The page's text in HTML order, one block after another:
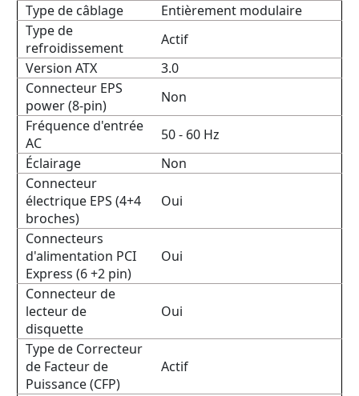
Type de câblage
Entièrement modulaire
Type de
refroidissement
Actif
Version ATX
3.0
Connecteur EPS
power (8-pin)
Non
Fréquence d'entrée
AC
50 - 60 Hz
Éclairage
Non
Connecteur
électrique EPS (4+4
broches)
Oui
Connecteurs
d'alimentation PCI
Express (6 +2 pin)
Oui
Connecteur de
lecteur de
disquette
Oui
Type de Correcteur
de Facteur de
Puissance (CFP)
Actif